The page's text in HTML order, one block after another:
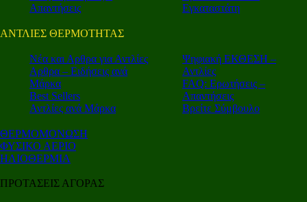
Απαντήσεις
Εγκαταστάτη
ΑΝΤΛΙΕΣ ΘΕΡΜΟΤΗΤΑΣ
Nέα και Αρθρα για Αντλίες
Αρθρα – Ειδήσεις ανά
Μάρκα
Best Sellers
Αντλίες ανά Μάρκα
Ψηφιακή ΕΚΘΕΣΗ –
Αντλίες
FAQ: Ερωτήσεις –
Απαντήσεις
Βρείτε Σύμβουλο
ΘΕΡΜΟΜΟΝΩΣΗ
ΦΥΣΙΚΟ ΑΕΡΙΟ
ΗΛΙΟΘΕΡΜΙΑ
ΠΡΟΤΑΣΕΙΣ ΑΓΟΡΑΣ